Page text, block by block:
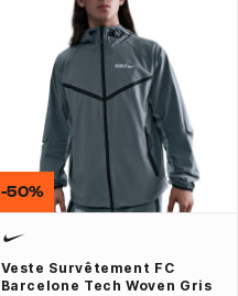
Veste Survêtement FC
Barcelone Tech Woven Gris
-50%